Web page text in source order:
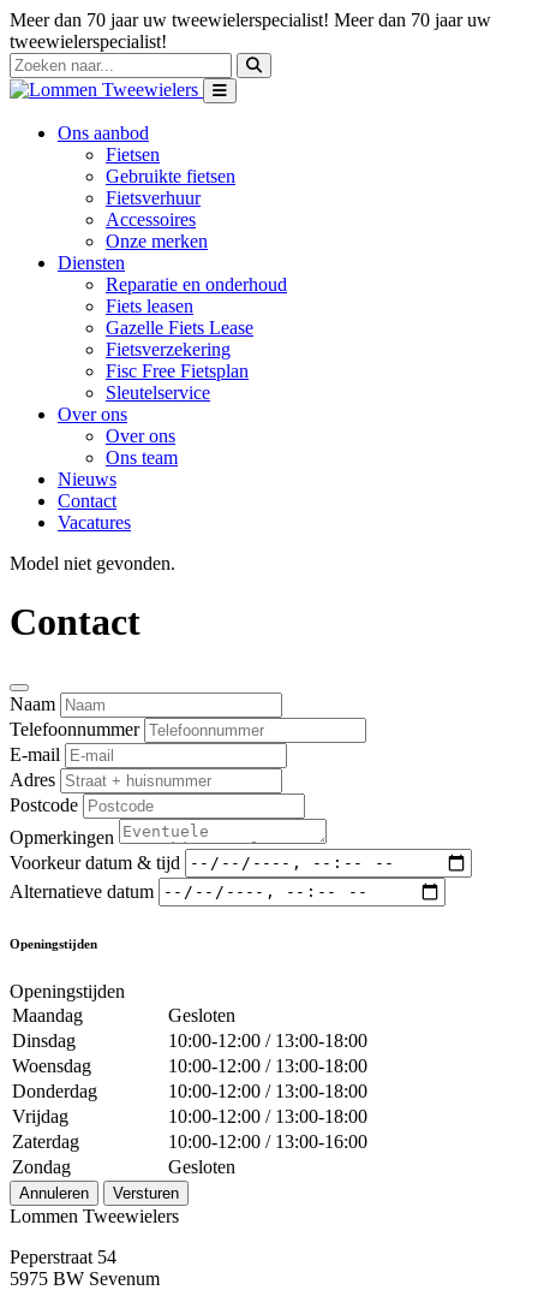
Meer dan 70 jaar uw tweewielerspecialist! Meer dan 70 jaar uw
tweewielerspecialist!
Ons aanbod
Fietsen
Gebruikte fietsen
Fietsverhuur
Accessoires
Onze merken
Diensten
Reparatie en onderhoud
Fiets leasen
Gazelle Fiets Lease
Fietsverzekering
Fisc Free Fietsplan
Sleutelservice
Over ons
Over ons
Ons team
Nieuws
Contact
Vacatures
Model niet gevonden.
Contact
Naam
Telefoonnummer
E-mail
Adres
Postcode
Opmerkingen
Voorkeur datum & tijd
Alternatieve datum
Openingstijden
Openingstijden
Maandag
Gesloten
Dinsdag
10:00-12:00 / 13:00-18:00
Woensdag
10:00-12:00 / 13:00-18:00
Donderdag
10:00-12:00 / 13:00-18:00
Vrijdag
10:00-12:00 / 13:00-18:00
Zaterdag
10:00-12:00 / 13:00-16:00
Zondag
Gesloten
Annuleren Versturen
Lommen Tweewielers
Peperstraat 54
5975 BW Sevenum